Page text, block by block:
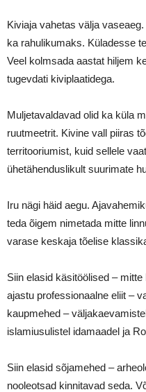
Kiviaja vahetas välja
ka rahulikumaks. Küladesse
Veel kolmsada aastat hiljem
tugevdati kiviplaatidega.
Muljetavaldavad olid ka küla
ruutmeetrit. Kivine vall piiras
territooriumist, kuid sellele
ühetähenduslikult suurimate
Iru nägi häid aegu.
teda õigem nimetada mitte
varase keskaja tõelise
Siin elasid käsitöölised –
ajastu professionaalne eliit –
kaupmehed –
islamiusulistel idamaadel ja
Siin elasid sõjamehed –
nooleotsad kinnitavad seda.